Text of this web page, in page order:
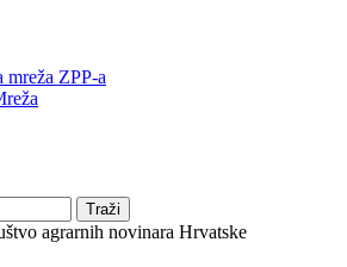
mreža ZPP-a
Traži
agrarnih novinara Hrvatske